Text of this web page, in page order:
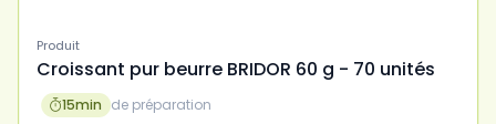
Produit
Croissant pur beurre BRIDOR 60 g - 70 unités
15min de préparation